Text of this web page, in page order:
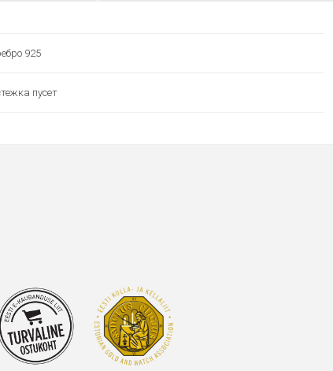
925
пусет